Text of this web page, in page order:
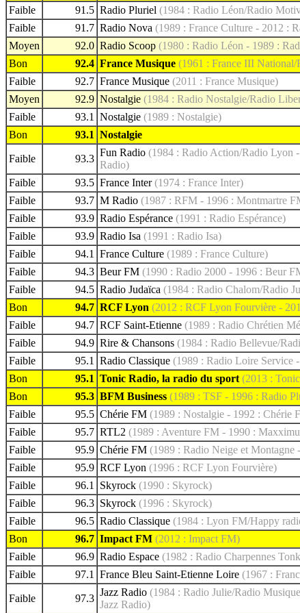
Faible
91.5 Radio Pluriel (1984 : Radio Léon/Radio
Faible
91.7 Radio Nova (1989 : France Culture - 2012 :
Moyen
92.0 Radio Scoop (1980 : Radio Léon - 1989 :
Bon
92.4 France Musique (1961 : France III
Faible
92.7 France Musique (2011 : France Musique)
Moyen
92.9 Nostalgie (1984 : Radio Nostalgie/Radio
Faible
93.1 Nostalgie (1989 : Nostalgie)
Bon
93.1 Nostalgie
Faible 93.3
Fun Radio (1984 : Radio Action/Radio Lyon
Radio)
Faible 93.5 France Inter(1974 : France Inter)
Faible
93.7 M Radio (1987 : RFM - 1996 : Montmartre
Faible
93.9 Radio Espérance (1991 : Radio Espérance)
Faible
93.9 Radio Isa (1991 : Radio Isa)
Faible
94.1 France Culture (1989 : France Culture)
Faible
94.3 Beur FM (1990 : Radio 2000 - 1996 : Beur
Faible
94.5 Radio Judaïca (1984 : Radio Chalom/Radio
Bon
94.7 RCF Lyon (2012 : RCF Lyon Fourvière -
Faible
94.7 RCF Saint-Etienne (1989 : Radio Chrétien
Faible
94.9 Rire & Chansons (1984 : Radio Bellevue/
Faible
95.1 Radio Classique (1989 : Radio Loire Service
Bon
95.1 Tonic Radio, la radio du sport (2013 :
Bon
95.3 BFM Business (1989 : TSF - 1996 : Radio
Faible
95.5 Chérie FM (1989 : Nostalgie - 1992 : Chérie
Faible
95.7 RTL2 (1989 : Aventure FM - 1990 :
Faible
95.9 Chérie FM (1989 : Radio Neige et
Faible
95.9 RCF Lyon (1996 : RCF Lyon Fourvière)
Faible
96.1 Skyrock (1990 : Skyrock)
Faible
96.3 Skyrock (1996 : Skyrock)
Faible
96.5 Radio Classique (1984 : Lyon FM/Happy
Bon
96.7 Impact FM (2012 : Impact FM)
Faible
96.9 Radio Espace (1982 : Radio Charpennes
Faible
97.1 France Bleu Saint-Etienne Loire (1967 :
Faible 97.3
Jazz Radio (1984 : Radio Julie/Radio
Jazz Radio)